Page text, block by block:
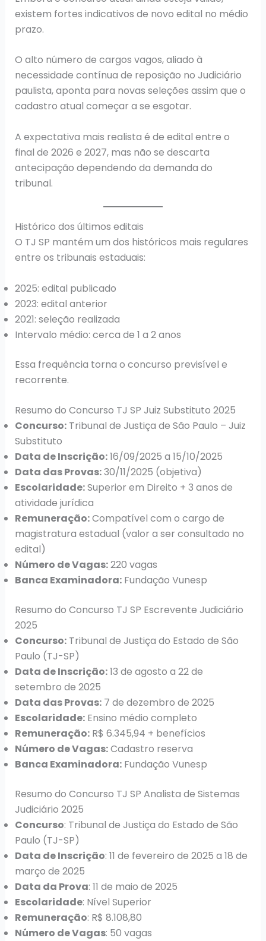
existem fortes indicativos de novo edital no médio
prazo.
O alto número de cargos vagos, aliado à
necessidade contínua de reposição no Judiciário
paulista, aponta para novas seleções assim que o
cadastro atual começar a se esgotar.
A expectativa mais realista é de edital entre o
final de 2026 e 2027, mas não se descarta
antecipação dependendo da demanda do
tribunal.
Histórico dos últimos editais
O TJ SP mantém um dos históricos mais regulares
entre os tribunais estaduais:
2025: edital publicado
2023: edital anterior
2021: seleção realizada
Intervalo médio: cerca de 1 a 2 anos
Essa frequência torna o concurso previsível e
recorrente.
Resumo do Concurso TJ SP Juiz Substituto 2025
Concurso:Tribunal de Justiça de São Paulo – Juiz
Substituto
Data de Inscrição:16/09/2025 a 15/10/2025
Data das Provas:30/11/2025 (objetiva)
Escolaridade:Superior em Direito + 3 anos de
atividade jurídica
Remuneração:Compatível com o cargo de
magistratura estadual (valor a ser consultado no
edital)
Número de Vagas:220 vagas
Banca Examinadora:Fundação Vunesp
Resumo do Concurso TJ SP Escrevente Judiciário
2025
Concurso:Tribunal de Justiça do Estado de São
Paulo (TJ-SP)
Data de Inscrição:13 de agosto a 22 de
setembro de 2025
Data das Provas:7 de dezembro de 2025
Escolaridade:Ensino médio completo
Remuneração:R$ 6.345,94 + benefícios
Número de Vagas:Cadastro reserva
Banca Examinadora:Fundação Vunesp
Resumo do Concurso TJ SP Analista de Sistemas
Judiciário 2025
Concurso: Tribunal de Justiça do Estado de São
Paulo (TJ-SP)
Data de Inscrição: 11 de fevereiro de 2025 a 18 de
março de 2025
Data da Prova: 11 de maio de 2025
Escolaridade: Nível Superior
Remuneração: R$ 8.108,80
Número de Vagas: 50 vagas